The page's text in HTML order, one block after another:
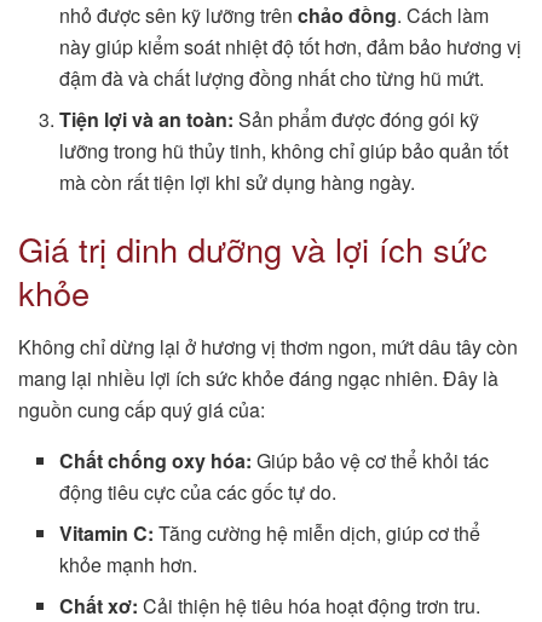
nhỏ được sên kỹ lưỡng trênchảo đồng. Cách làm
này giúp kiểm soát nhiệt độ tốt hơn, đảm bảo hương vị
đậm đà và chất lượng đồng nhất cho từng hũ mứt.
Tiện lợi và an toàn: Sản phẩm được đóng gói kỹ
lưỡng trong hũ thủy tinh, không chỉ giúp bảo quản tốt
mà còn rất tiện lợi khi sử dụng hàng ngày.
Giá trị dinh dưỡng và lợi ích sức
khỏe
Không chỉ dừng lại ở hương vị thơm ngon, mứt dâu tây còn
mang lại nhiều lợi ích sức khỏe đáng ngạc nhiên. Đây là
nguồn cung cấp quý giá của:
Chất chống oxy hóa: Giúp bảo vệ cơ thể khỏi tác
động tiêu cực của các gốc tự do.
Vitamin C: Tăng cường hệ miễn dịch, giúp cơ thể
khỏe mạnh hơn.
Chất xơ: Cải thiện hệ tiêu hóa hoạt động trơn tru.